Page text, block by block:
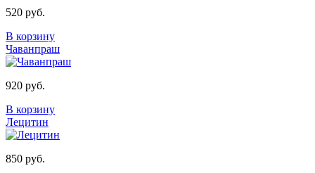
520 руб.
В корзину
Чаванпраш
920 руб.
В корзину
Лецитин
850 руб.